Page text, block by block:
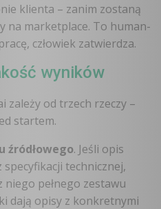
klienta – zanim zostaną
na marketplace. To human-
człowiek zatwierdza.
wyników
zależy od trzech rzeczy –
startem.
źródłowego. Jeśli opis
technicznej,
niego pełnego zestawu
dają opisy z konkretnymi